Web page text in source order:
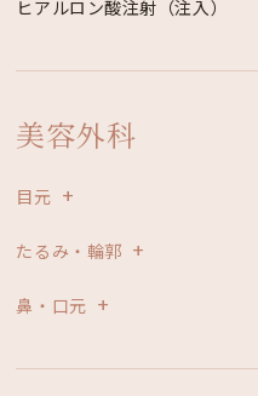
ヒアルロン酸注射（注入）
美容外科
目元
たるみ・輪郭
鼻・口元